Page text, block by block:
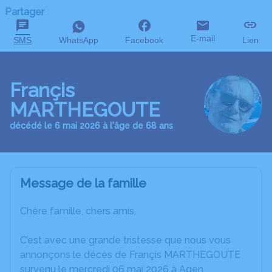
Partager
SMS WhatsApp Facebook E-mail Lien
Françis
MARTHEGOUTE
décédé le 6 mai 2026 à l'âge de 68 ans
Message de la famille
Chère famille, chers amis,
C’est avec une grande tristesse que nous vous
annonçons le décès de Françis MARTHEGOUTE
survenu le mercredi 06 mai 2026 à Agen.